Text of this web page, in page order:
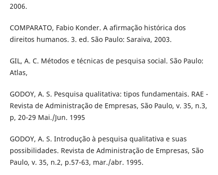
2006.
COMPARATO, Fabio Konder. A afirmação histórica dos
direitos humanos. 3. ed. São Paulo: Saraiva, 2003.
GIL, A. C. Métodos e técnicas de pesquisa social. São Paulo:
Atlas,
GODOY, A. S. Pesquisa qualitativa: tipos fundamentais. RAE -
Revista de Administração de Empresas, São Paulo, v. 35, n.3,
p, 20-29 Mai./Jun. 1995
GODOY, A. S. Introdução à pesquisa qualitativa e suas
possibilidades. Revista de Administração de Empresas, São
Paulo, v. 35, n.2, p.57-63, mar./abr. 1995.